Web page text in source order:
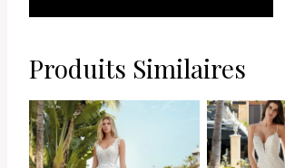
Produits Similaires